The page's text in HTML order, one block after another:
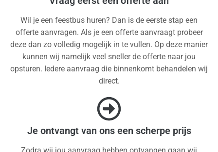
Wil je een feestbus huren? Dan is de eerste stap een
offerte aanvragen. Als je een offerte aanvraagt probeer
deze dan zo volledig mogelijk in te vullen. Op deze manier
kunnen wij namelijk veel sneller de offerte naar jou
opsturen. Iedere aanvraag die binnenkomt behandelen wij
direct.
Je ontvangt van ons een scherpe prijs